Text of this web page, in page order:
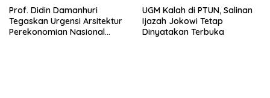
Prof. Didin Damanhuri
Tegaskan Urgensi Arsitektur
Perekonomian Nasional
UGM Kalah di PTUN, Salinan
Ijazah Jokowi Tetap
Dinyatakan Terbuka